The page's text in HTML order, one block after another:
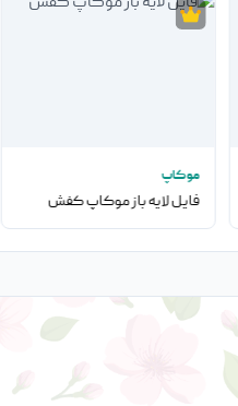
موکاپ
فایل لایه باز موکاپ کفش